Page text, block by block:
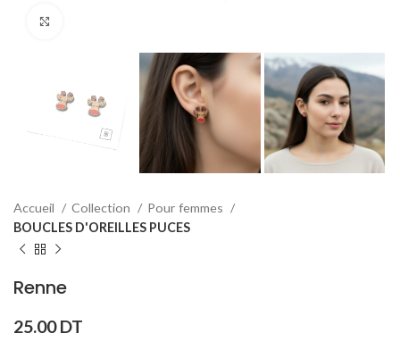
Accueil Collection
Pour femmes
BOUCLES D'OREILLES PUCES
Renne
25.00DT